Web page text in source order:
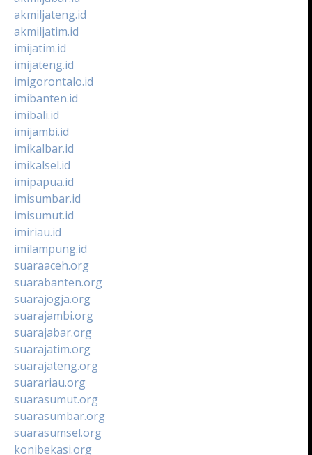
akmiljateng.id
akmiljatim.id
imijatim.id
imijateng.id
imigorontalo.id
imibanten.id
imibali.id
imijambi.id
imikalbar.id
imikalsel.id
imipapua.id
imisumbar.id
imisumut.id
imiriau.id
imilampung.id
suaraaceh.org
suarabanten.org
suarajogja.org
suarajambi.org
suarajabar.org
suarajatim.org
suarajateng.org
suarariau.org
suarasumut.org
suarasumbar.org
suarasumsel.org
konibekasi.org